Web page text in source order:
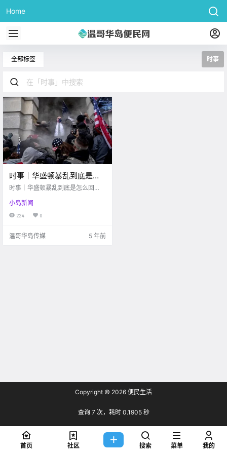
Home
全部标签 时事
时事｜华盛顿暴乱到底是怎
么回事？特朗普“煽风点火”
时事｜华盛顿暴乱到底是怎么回
小岛新闻
224 0
温哥华岛传媒 5 年前
Copyright © 2026 便民生活
查询 7 次，耗时 0.1905 秒
首页 社区 搜索 菜单 我的